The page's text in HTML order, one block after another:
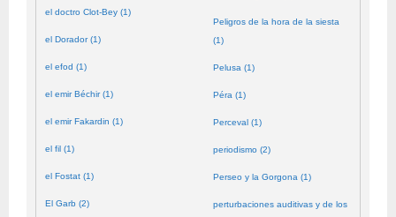
el doctro Clot-Bey (1)
el Dorador (1)
el efod (1)
el emir Béchir (1)
el emir Fakardin (1)
el fil (1)
el Fostat (1)
El Garb (2)
Peligros de la hora de la siesta
(1)
Pelusa (1)
Péra (1)
Perceval (1)
periodismo (2)
Perseo y la Gorgona (1)
perturbaciones auditivas y de los